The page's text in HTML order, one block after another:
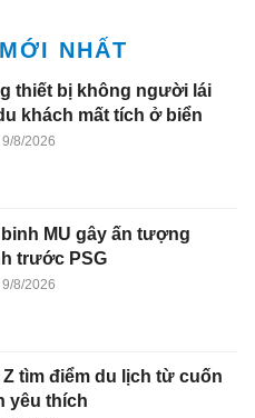
NHẤT
thiết bị không người lái
khách mất tích ở biển
8/2026
MU gây ấn tượng
trước PSG
8/2026
Z tìm điểm du lịch từ cuốn
yêu thích